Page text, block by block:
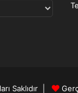
Saklıdır |